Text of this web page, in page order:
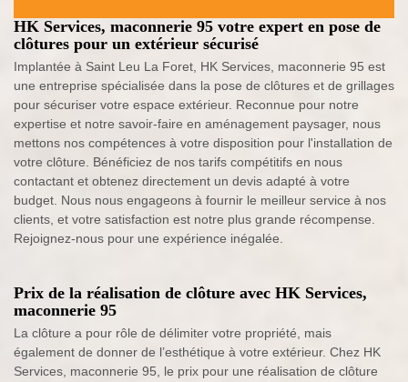
HK Services, maconnerie 95 votre expert en pose de
clôtures pour un extérieur sécurisé
Implantée à Saint Leu La Foret, HK Services, maconnerie 95 est
une entreprise spécialisée dans la pose de clôtures et de grillages
pour sécuriser votre espace extérieur. Reconnue pour notre
expertise et notre savoir-faire en aménagement paysager, nous
mettons nos compétences à votre disposition pour l'installation de
votre clôture. Bénéficiez de nos tarifs compétitifs en nous
contactant et obtenez directement un devis adapté à votre
budget. Nous nous engageons à fournir le meilleur service à nos
clients, et votre satisfaction est notre plus grande récompense.
Rejoignez-nous pour une expérience inégalée.
Prix de la réalisation de clôture avec HK Services,
maconnerie 95
La clôture a pour rôle de délimiter votre propriété, mais
également de donner de l’esthétique à votre extérieur. Chez HK
Services, maconnerie 95, le prix pour une réalisation de clôture